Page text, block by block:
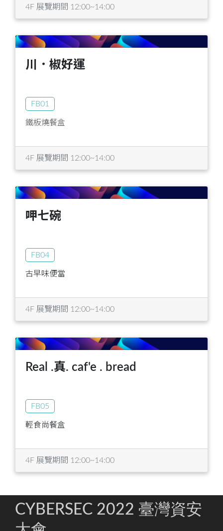
4F 展覽期間 12:00~14:00
川．椒好運
FB01
鐵板燒餐盒
4F 展覽期間 12:00~14:00
呷七碗
FB04
古早味便當
4F 展覽期間 12:00~14:00
Real .真. caf'e . bread
FB05
輕食尚餐盒
4F 展覽期間 12:00~14:00
CYBERSEC 2022 臺灣資安